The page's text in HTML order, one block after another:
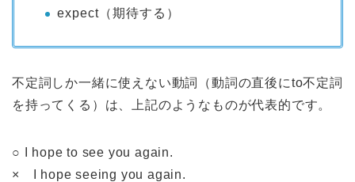
expect（期待する）
不定詞しか一緒に使えない動詞（動詞の直後にto不定詞
を持ってくる）は、上記のようなものが代表的です。
○ I hope to see you again.
× I hope seeing you again.